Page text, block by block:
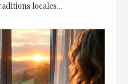
locales...